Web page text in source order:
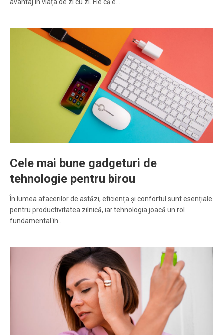
avantaj în viața de zi cu zi. Fie că e…
Cele mai bune gadgeturi de
tehnologie pentru birou
În lumea afacerilor de astăzi, eficiența și confortul sunt esențiale
pentru productivitatea zilnică, iar tehnologia joacă un rol
fundamental în…